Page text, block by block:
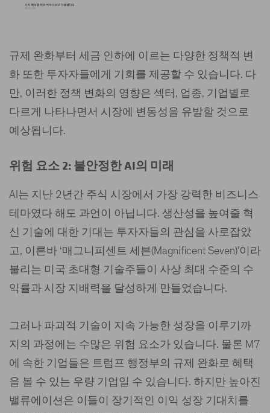
규제 완화부터 세금 인하에 이르는 다양한 정책적 변
화 또한 투자자들에게 기회를 제공할 수 있습니다. 다
만, 이러한 정책 변화의 영향은 섹터, 업종, 기업별로
다르게 나타나면서 시장에 변동성을 유발할 것으로
예상됩니다.
위험 요소 2: 불안정한 AI의 미래
AI는 지난 2년간 주식 시장에서 가장 강력한 비즈니스
테마였다 해도 과언이 아닙니다. 생산성을 높여줄 혁
신 기술에 대한 기대는 투자자들의 관심을 사로잡았
고, 이른바 ‘매그니피센트 세븐(Magnificent Seven)’이라
불리는 미국 초대형 기술주들이 사상 최대 수준의 수
익률과 시장 지배력을 달성하게 만들었습니다.
그러나 파괴적 기술이 지속 가능한 성장을 이루기까
지의 과정에는 수많은 위험 요소가 있습니다. 물론 M7
에 속한 기업들은 트럼프 행정부의 규제 완화로 혜택
을 볼 수 있는 우량 기업일 수 있습니다. 하지만 높아진
밸류에이션은 이들이 장기적인 이익 성장 기대치를